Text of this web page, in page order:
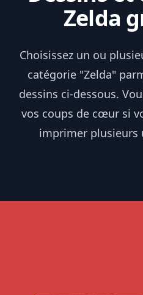
Zelda
Choisissez un ou
catégorie "Zelda"
dessins ci-dessous.
vos coups de cœur si
imprimer plusieurs